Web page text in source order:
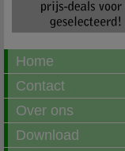
Home
Contact
Over ons
Download